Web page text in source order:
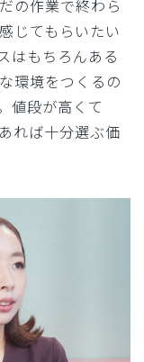
の作業で終わら
じてもらいたい
はもちろんある
環境をつくるの
値段が高くて
れば十分選ぶ価